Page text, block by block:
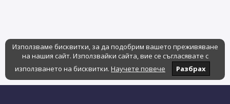
Използваме бисквитки, за да подобрим вашето преживяване
на нашия сайт. Използвайки сайта, вие се съгласявате с
използването на бисквитки. Научете повече Разбрах